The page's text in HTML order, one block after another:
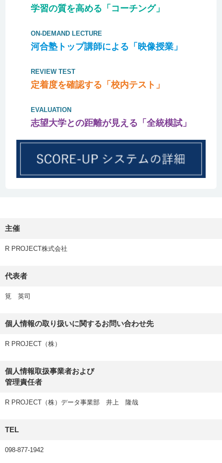
学習の質を高める「コーチング」
ON-DEMAND LECTURE
河合塾トップ講師による「映像授業」
REVIEW TEST
定着度を確認する「校内テスト」
EVALUATION
志望大学との距離が見える「全統模試」
主催
R PROJECT株式会社
代表者
筧 英司
個人情報の取り扱いに関するお問い合わせ先
R PROJECT（株）
個人情報取扱事業者および
管理責任者
R PROJECT（株）データ事業部 井上 隆哉
TEL
098-877-1942